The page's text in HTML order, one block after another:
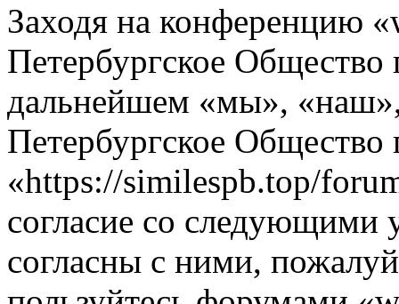
Заходя на конференцию
Петербургское Общество
дальнейшем «мы»,
Петербургское Общество
«https://similespb.top/
согласие со следующими
согласны с ними,